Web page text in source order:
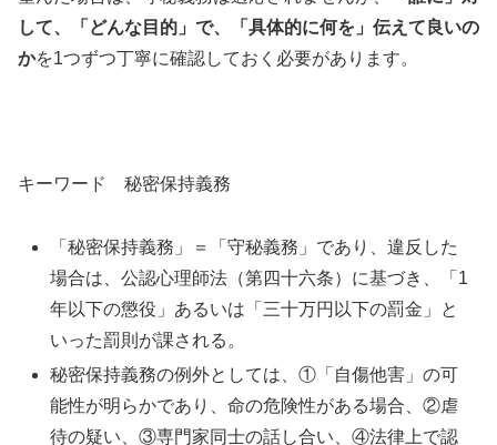
して、「どんな目的」で、「具体的に何を」伝えて良いの
かを1つずつ丁寧に確認しておく必要があります。
キーワード 秘密保持義務
「秘密保持義務」＝「守秘義務」であり、違反した
場合は、公認心理師法（第四十六条）に基づき、「1
年以下の懲役」あるいは「三十万円以下の罰金」と
いった罰則が課される。
秘密保持義務の例外としては、①「自傷他害」の可
能性が明らかであり、命の危険性がある場合、②虐
待の疑い、③専門家同士の話し合い、④法律上で認